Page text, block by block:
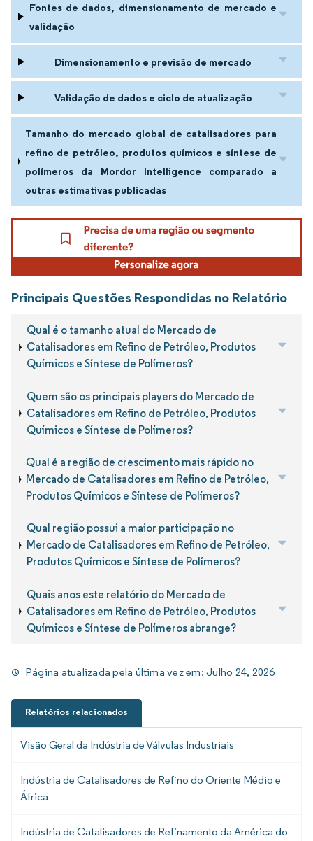
Fontes de dados, dimensionamento de mercado e
validação
Dimensionamento e previsão de mercado
Validação de dados e ciclo de atualização
Tamanho do mercado global de catalisadores para
refino de petróleo, produtos químicos e síntese de
polímeros da Mordor Intelligence comparado a
outras estimativas publicadas
Principais Questões Respondidas no Relatório
Qual é o tamanho atual do Mercado de
Catalisadores em Refino de Petróleo, Produtos
Químicos e Síntese de Polímeros?
Quem são os principais players do Mercado de
Catalisadores em Refino de Petróleo, Produtos
Químicos e Síntese de Polímeros?
Qual é a região de crescimento mais rápido no
Mercado de Catalisadores em Refino de Petróleo,
Produtos Químicos e Síntese de Polímeros?
Qual região possui a maior participação no
Mercado de Catalisadores em Refino de Petróleo,
Produtos Químicos e Síntese de Polímeros?
Quais anos este relatório do Mercado de
Catalisadores em Refino de Petróleo, Produtos
Químicos e Síntese de Polímeros abrange?
Página atualizada pela última vez em:Julho 24, 2026
Relatórios relacionados
Visão Geral da Indústria de Válvulas Industriais
Indústria de Catalisadores de Refino do Oriente Médio e
África
Indústria de Catalisadores de Refinamento da América do